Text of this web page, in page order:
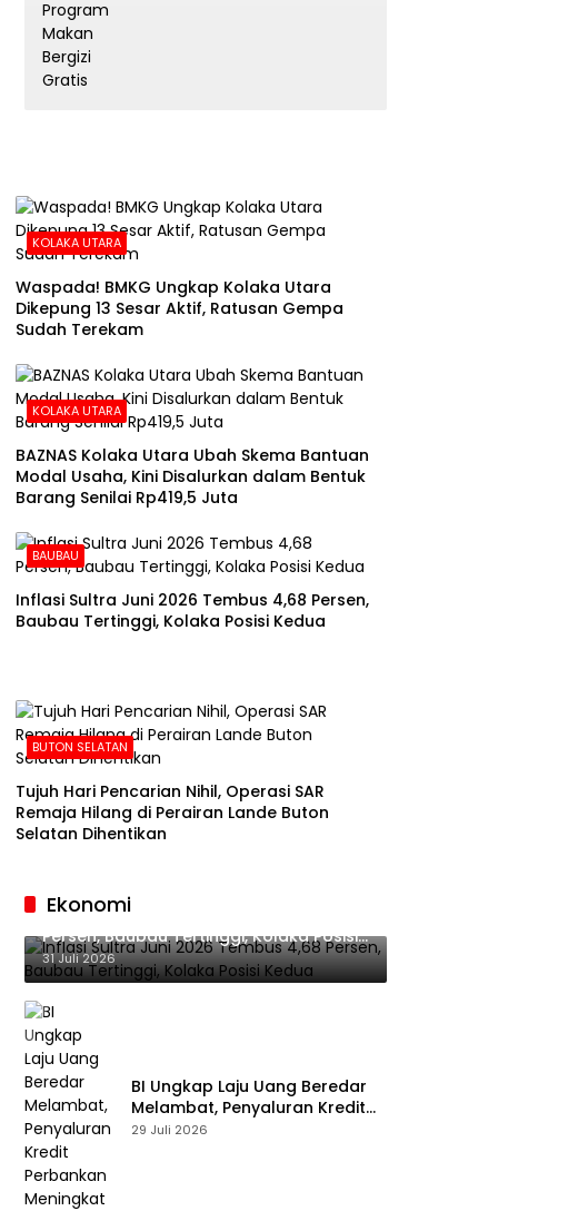
KOLAKA UTARA
Waspada! BMKG Ungkap Kolaka Utara
Dikepung 13 Sesar Aktif, Ratusan Gempa
Sudah Terekam
KOLAKA UTARA
BAZNAS Kolaka Utara Ubah Skema Bantuan
Modal Usaha, Kini Disalurkan dalam Bentuk
Barang Senilai Rp419,5 Juta
BAUBAU
Inflasi Sultra Juni 2026 Tembus 4,68 Persen,
Baubau Tertinggi, Kolaka Posisi Kedua
BUTON SELATAN
Tujuh Hari Pencarian Nihil, Operasi SAR
Remaja Hilang di Perairan Lande Buton
Selatan Dihentikan
Ekonomi
Inflasi Sultra Juni 2026 Tembus 4,68
Persen, Baubau Tertinggi, Kolaka Posisi
Kedua
31 Juli 2026
BI Ungkap Laju Uang Beredar
Melambat, Penyaluran Kredit
Perbankan Meningkat
29 Juli 2026